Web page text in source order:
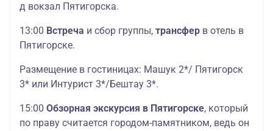
д вокзал Пятигорска.
13:00 Встреча и сбор группы, трансфер в отель в
Пятигорске.
Размещение в гостиницах: Машук 2*/ Пятигорск
3* или Интурист 3*/Бештау 3*.
15:00 Обзорная экскурсия в Пятигорске, который
по праву считается городом-памятником, ведь он